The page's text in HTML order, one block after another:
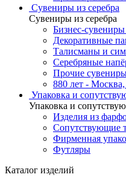
Сувениры из серебра
Сувениры из серебра
Бизнес-сувениры
Декоративные
Талисманы и
Серебряные
Прочие
880 лет -
Упаковка и
Упаковка и
Изделия из
Сопутствующие
Фирменная
Футляры
Каталог изделий